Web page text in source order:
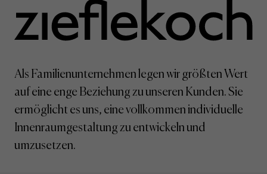
Als Familienunternehmen legen wir größten Wert
auf eine enge Beziehung zu unseren Kunden. Sie
ermöglicht es uns, eine vollkommen individuelle
Innenraumgestaltung zu entwickeln und
umzusetzen.